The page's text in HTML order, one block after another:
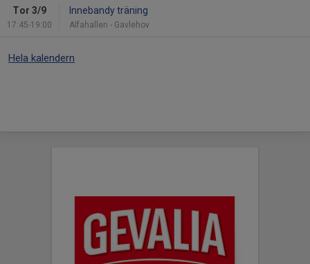
Tor 3/9
17:45-19:00
Innebandy träning
Alfahallen - Gavlehov
Hela kalendern